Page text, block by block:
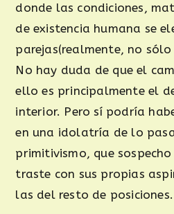
donde las condiciones,
de existencia humana se
parejas(realmente, no
No hay duda de que el
ello es principalmente el
interior. Pero sí podría
en una idolatría de lo
primitivismo, que
traste con sus propias
las del resto de posiciones.